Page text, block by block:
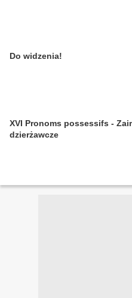
Do widzenia!
XVI Pronoms possessifs -
dzierżawcze